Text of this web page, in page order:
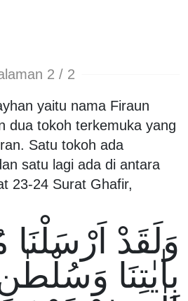
2 / 2
yaitu nama Firaun
dua tokoh terkemuka yang
Satu tokoh ada
satu lagi ada di antara
23-24 Surat Ghafir,
وَلَقَدْ
بِاٰيٰتِنَا